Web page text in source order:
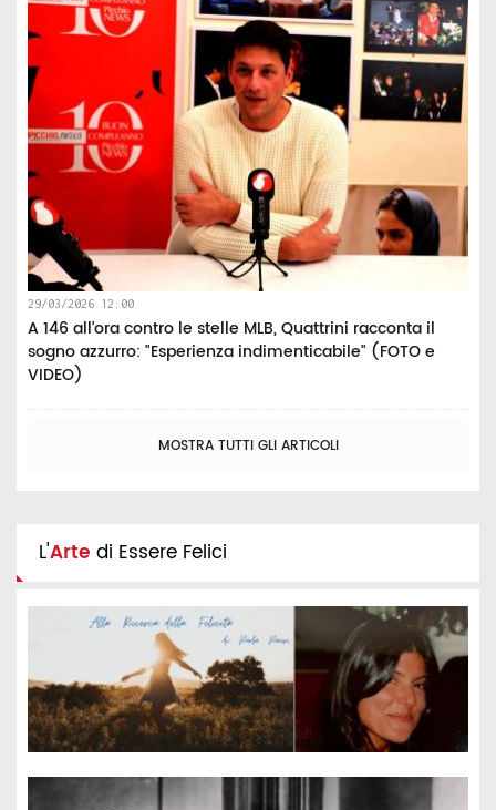
29/03/2026 12:00
A 146 all’ora contro le stelle MLB, Quattrini racconta il
sogno azzurro: "Esperienza indimenticabile" (FOTO e
VIDEO)
MOSTRA TUTTI GLI ARTICOLI
L'Arte di Essere Felici